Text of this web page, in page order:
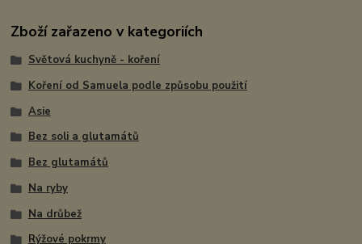
Zboží zařazeno v kategoriích
Světová kuchyně - koření
Koření od Samuela podle způsobu použití
Asie
Bez soli a glutamátů
Bez glutamátů
Na ryby
Na drůbež
Rýžové pokrmy